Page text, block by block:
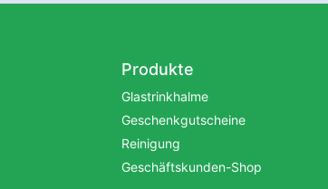
Produkte
Glastrinkhalme
Geschenkgutscheine
Reinigung
Geschäftskunden-Shop